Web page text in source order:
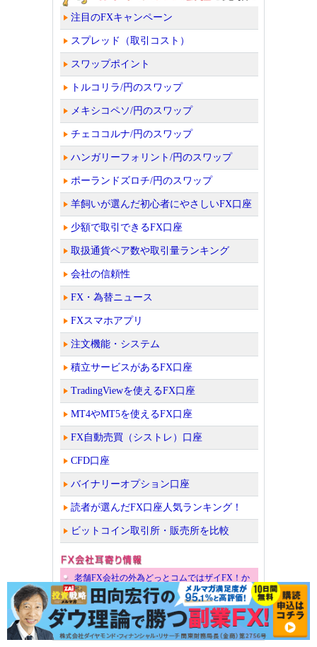
注目のFXキャンペーン
スプレッド（取引コスト）
スワップポイント
トルコリラ/円のスワップ
メキシコペソ/円のスワップ
チェココルナ/円のスワップ
ハンガリーフォリント/円のスワップ
ポーランドズロチ/円のスワップ
羊飼いが選んだ初心者にやさしいFX口座
少額で取引できるFX口座
取扱通貨ペア数や取引量ランキング
会社の信頼性
FX・為替ニュース
FXスマホアプリ
注文機能・システム
積立サービスがあるFX口座
TradingViewを使えるFX口座
MT4やMT5を使えるFX口座
FX自動売買（シストレ）口座
CFD口座
バイナリーオプション口座
読者が選んだFX口座人気ランキング！
ビットコイン取引所・販売所を比較
老舗FX会社の外為どっとコムではザイFX！か
らの口座開設者限定キャンペーン中！
【トレイダーズ証券みんなのFX】最高水準の高
スワップ＆最狭水準の低スプレッドが魅力！